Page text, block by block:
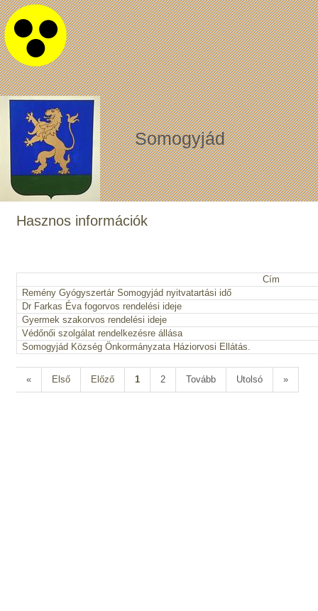
Somogyjád
Hasznos információk
Cím
Remény Gyógyszertár Somogyjád nyitvatartási idő
Dr Farkas Éva fogorvos rendelési ideje
Gyermek szakorvos rendelési ideje
Védőnői szolgálat rendelkezésre állása
Somogyjád Község Önkormányzata Háziorvosi Ellátás.
« Első Előző 1 2 Tovább Utolsó »